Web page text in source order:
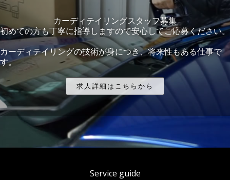
カーディテイリングスタッフ募集
初めての方も丁寧に指導しますので安心してご応募ください。
カーディテイリングの技術が身につき、将来性もある仕事で
す。
求人詳細はこちらから
Service guide